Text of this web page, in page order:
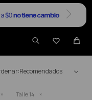

14
Recomendados
Talle 14